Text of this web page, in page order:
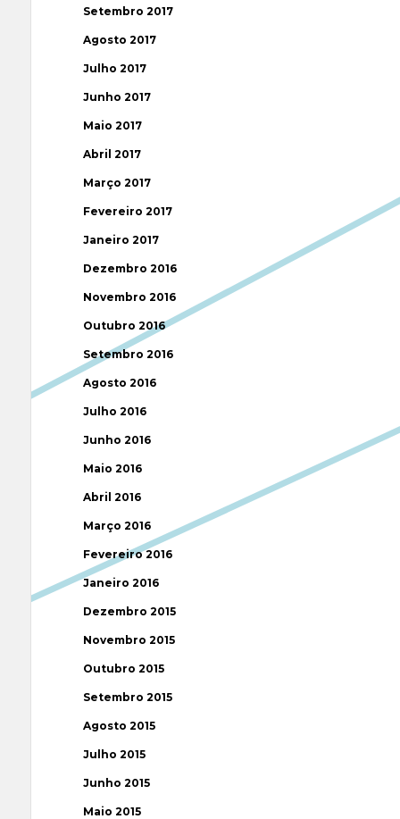
Setembro 2017
Agosto 2017
Julho 2017
Junho 2017
Maio 2017
Abril 2017
Março 2017
Fevereiro 2017
Janeiro 2017
Dezembro 2016
Novembro 2016
Outubro 2016
Setembro 2016
Agosto 2016
Julho 2016
Junho 2016
Maio 2016
Abril 2016
Março 2016
Fevereiro 2016
Janeiro 2016
Dezembro 2015
Novembro 2015
Outubro 2015
Setembro 2015
Agosto 2015
Julho 2015
Junho 2015
Maio 2015